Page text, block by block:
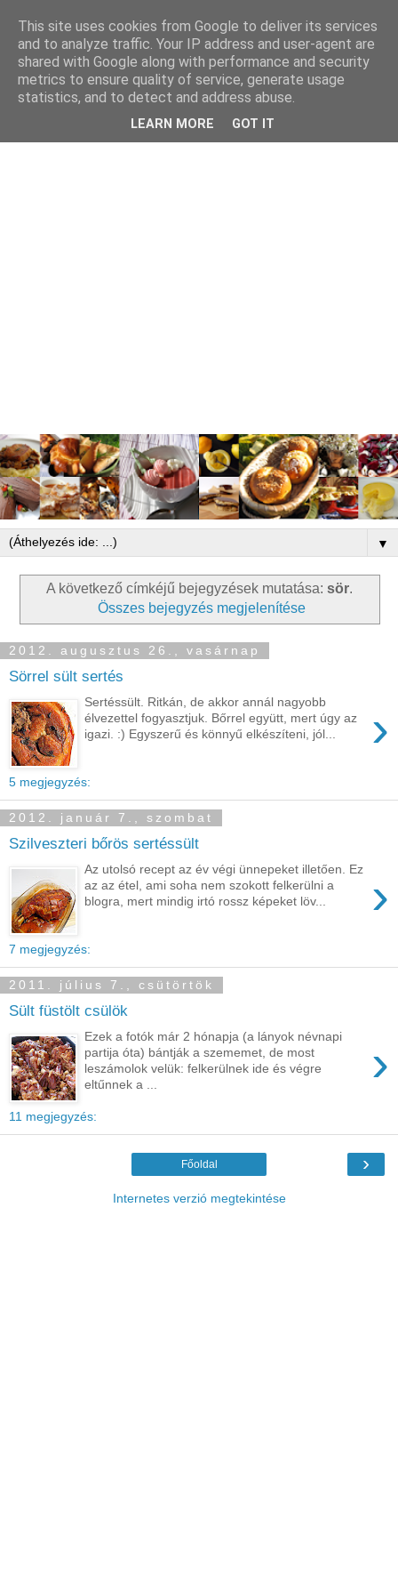
▼
A következő címkéjű bejegyzések mutatása: sör.
Összes bejegyzés megjelenítése
2012. augusztus 26., vasárnap
Sörrel sült sertés
›
Sertéssült. Ritkán, de akkor annál nagyobb
élvezettel fogyasztjuk. Bőrrel együtt, mert úgy az
igazi. :) Egyszerű és könnyű elkészíteni, jól...
5 megjegyzés:
2012. január 7., szombat
Szilveszteri bőrös sertéssült
›
Az utolsó recept az év végi ünnepeket illetően. Ez
az az étel, ami soha nem szokott felkerülni a
blogra, mert mindig irtó rossz képeket löv...
7 megjegyzés:
2011. július 7., csütörtök
Sült füstölt csülök
›
Ezek a fotók már 2 hónapja (a lányok névnapi
partija óta) bántják a szememet, de most
leszámolok velük: felkerülnek ide és végre
eltűnnek a ...
11 megjegyzés:
›
Főoldal
Internetes verzió megtekintése
This site uses cookies from Google to deliver its services
and to analyze traffic. Your IP address and user-agent are
shared with Google along with performance and security
metrics to ensure quality of service, generate usage
statistics, and to detect and address abuse.
LEARN MORE GOT IT